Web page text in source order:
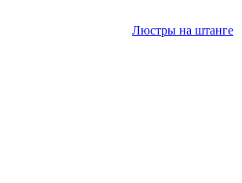
Люстры на штанге